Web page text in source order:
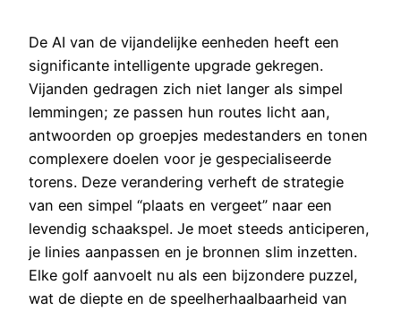
De AI van de vijandelijke eenheden heeft een
significante intelligente upgrade gekregen.
Vijanden gedragen zich niet langer als simpel
lemmingen; ze passen hun routes licht aan,
antwoorden op groepjes medestanders en tonen
complexere doelen voor je gespecialiseerde
torens. Deze verandering verheft de strategie
van een simpel “plaats en vergeet” naar een
levendig schaakspel. Je moet steeds anticiperen,
je linies aanpassen en je bronnen slim inzetten.
Elke golf aanvoelt nu als een bijzondere puzzel,
wat de diepte en de speelherhaalbaarheid van